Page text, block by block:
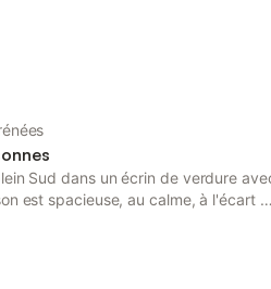
Sud dans un écrin de verdure
est spacieuse, au calme, à l'écart du
à la montagne. Rez de chaussée :